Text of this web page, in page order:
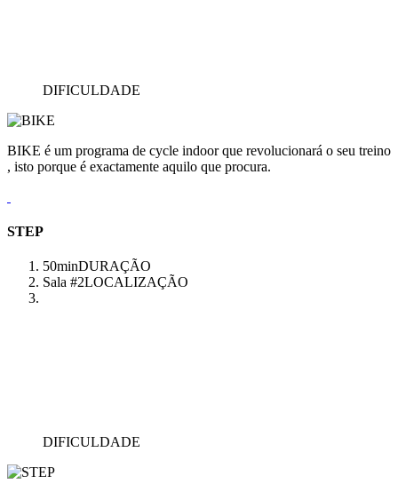
DIFICULDADE
BIKE é um programa de cycle indoor que revolucionará o seu treino
, isto porque é exactamente aquilo que procura.
STEP
50minDURAÇÃO
Sala #2LOCALIZAÇÃO
DIFICULDADE